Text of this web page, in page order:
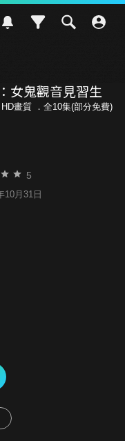
女鬼觀音見習生
HD畫質 ．全10集(部分免費)
5
10月31日